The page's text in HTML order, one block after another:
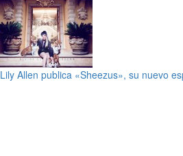
Lily Allen publica «Sheezus», su nuevo